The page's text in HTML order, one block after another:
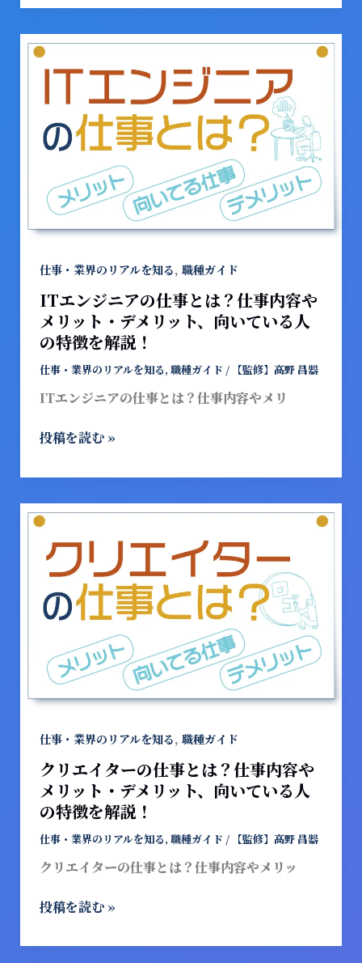
い
て
る
人
の
を
仕事・業界のリアルを知る, 職種ガイド
ITエンジニアの仕事とは？仕事内容や
メリット・デメリット、向いている人
の特徴を解説！
仕事・業界のリアルを知る, 職種ガイド / 【監修】高野 昌器
ITエンジニアの仕事とは？仕事内容やメリ
IT
エ
ジ
ニ
ア
仕
事
と
仕
内
容
や
メ
ッ
ト・
デ
ッ
ト、
向
い
て
い
の
を
解
説！
投稿を読む »
仕事・業界のリアルを知る, 職種ガイド
クリエイターの仕事とは？仕事内容や
メリット・デメリット、向いている人
の特徴を解説！
仕事・業界のリアルを知る, 職種ガイド / 【監修】高野 昌器
クリエイターの仕事とは？仕事内容やメリッ
ク
リ
エ
イ
タ
ー
仕
事
と
仕
内
容
や
メ
ッ
ト・
デ
投稿を読む »